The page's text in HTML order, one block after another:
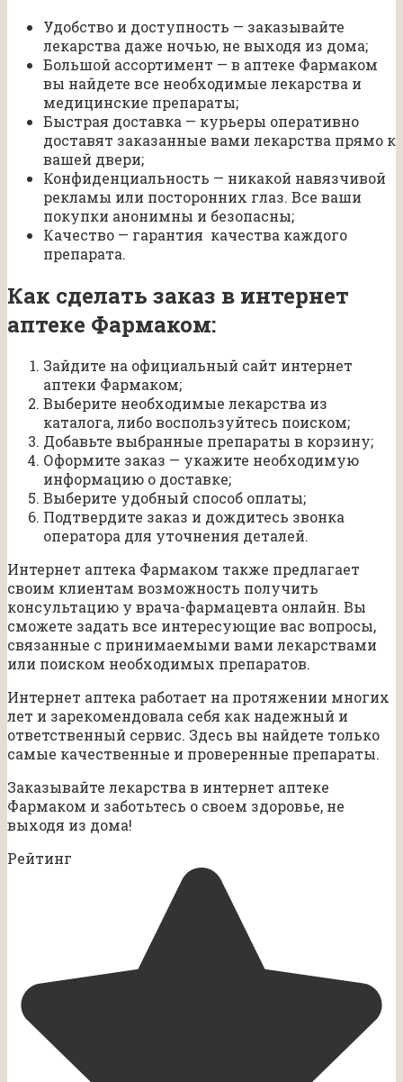
Удобство и доступность — заказывайте
лекарства даже ночью, не выходя из дома;
Большой ассортимент — в аптеке Фармаком
вы найдете все необходимые лекарства и
медицинские препараты;
Быстрая доставка — курьеры оперативно
доставят заказанные вами лекарства прямо к
вашей двери;
Конфиденциальность — никакой навязчивой
рекламы или посторонних глаз. Все ваши
покупки анонимны и безопасны;
Качество — гарантия качества каждого
препарата.
Как сделать заказ в интернет
аптеке Фармаком:
Зайдите на официальный сайт интернет
аптеки Фармаком;
Выберите необходимые лекарства из
каталога, либо воспользуйтесь поиском;
Добавьте выбранные препараты в корзину;
Оформите заказ — укажите необходимую
информацию о доставке;
Выберите удобный способ оплаты;
Подтвердите заказ и дождитесь звонка
оператора для уточнения деталей.
Интернет аптека Фармаком также предлагает
своим клиентам возможность получить
консультацию у врача-фармацевта онлайн. Вы
сможете задать все интересующие вас вопросы,
связанные с принимаемыми вами лекарствами
или поиском необходимых препаратов.
Интернет аптека работает на протяжении многих
лет и зарекомендовала себя как надежный и
ответственный сервис. Здесь вы найдете только
самые качественные и проверенные препараты.
Заказывайте лекарства в интернет аптеке
Фармаком и заботьтесь о своем здоровье, не
выходя из дома!
Рейтинг